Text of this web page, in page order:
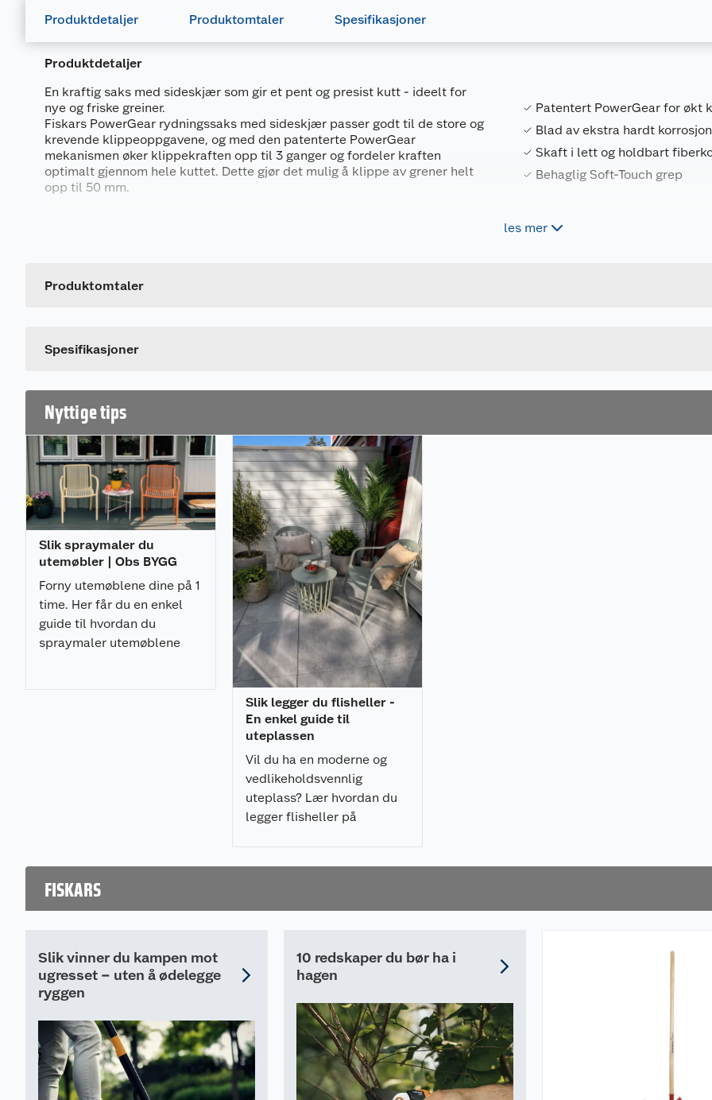
Produktdetaljer Produktomtaler Spesifikasjoner
Produktdetaljer
En kraftig saks med sideskjær som gir et pent og presist kutt - ideelt for
nye og friske greiner.
Fiskars PowerGear rydningssaks med sideskjær passer godt til de store og
krevende klippeoppgavene, og med den patenterte PowerGear
mekanismen øker klippekraften opp til 3 ganger og fordeler kraften
optimalt gjennom hele kuttet. Dette gjør det mulig å klippe av grener helt
opp til 50 mm.
Patentert PowerGear for økt
Blad av ekstra hardt
Skaft i lett og holdbart
Behaglig Soft-Touch grep
les mer
Produktomtaler
Spesifikasjoner
Leverandørens artikkelnummer
Forpakningsmål
Nyttige tips
Slik spraymaler du
utemøbler | Obs BYGG
Forny utemøblene dine på 1
time. Her får du en enkel
guide til hvordan du
spraymaler utemøblene
Slik legger du flisheller -
En enkel guide til
uteplassen
Vil du ha en moderne og
vedlikeholdsvennlig
uteplass? Lær hvordan du
legger flisheller på
FISKARS
Slik vinner du kampen mot
ugresset – uten å ødelegge
ryggen
10 redskaper du bør ha i
hagen